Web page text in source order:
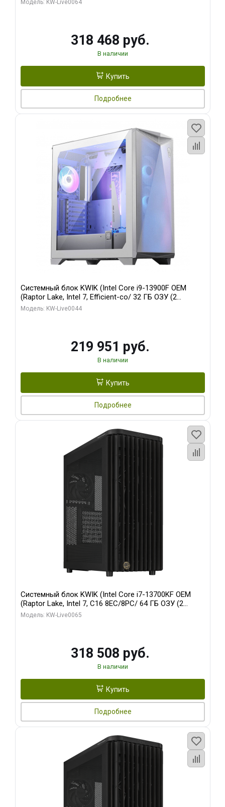
Модель: KW-Live0064
318 468 руб.
В наличии
Купить
Подробнее
Системный блок KWIK (Intel Core i9-13900F OEM
(Raptor Lake, Intel 7, Efficient-co/ 32 ГБ ОЗУ (2
модуля)/ Gigabyte RTX5070Ti AERO OC 16GB GDDR7
Модель: KW-Live0044
219 951 руб.
В наличии
Купить
Подробнее
Системный блок KWIK (Intel Core i7-13700KF OEM
(Raptor Lake, Intel 7, C16 8EC/8PC/ 64 ГБ ОЗУ (2
модуля)/ ASUS RTX5080 PROART OC 16GB GDDR7
Модель: KW-Live0065
318 508 руб.
В наличии
Купить
Подробнее